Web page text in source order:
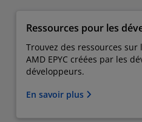
Ressources pour les
Trouvez des ressources sur
AMD EPYC créées par les
développeurs.
En savoir plus